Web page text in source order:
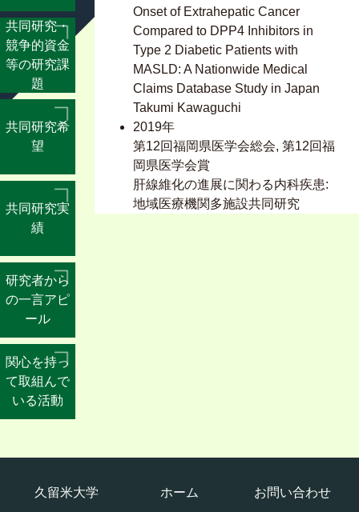
共同研究・
競争的資金
等の研究課
題
共同研究希
望
共同研究実
績
研究者から
の一言アピ
ール
関心を持っ
て取組んで
いる活動
Onset of Extrahepatic Cancer
Compared to DPP4 Inhibitors in
Type 2 Diabetic Patients with
MASLD: A Nationwide Medical
Claims Database Study in Japan
Takumi Kawaguchi
2019年
第12回福岡県医学会総会, 第12回福
岡県医学会賞
肝線維化の進展に関わる内科疾患:
地域医療機関多施設共同研究
日本肝臓学会, 第 7 回 AJINOMOTO
久留米大学 ホーム お問い合わせ